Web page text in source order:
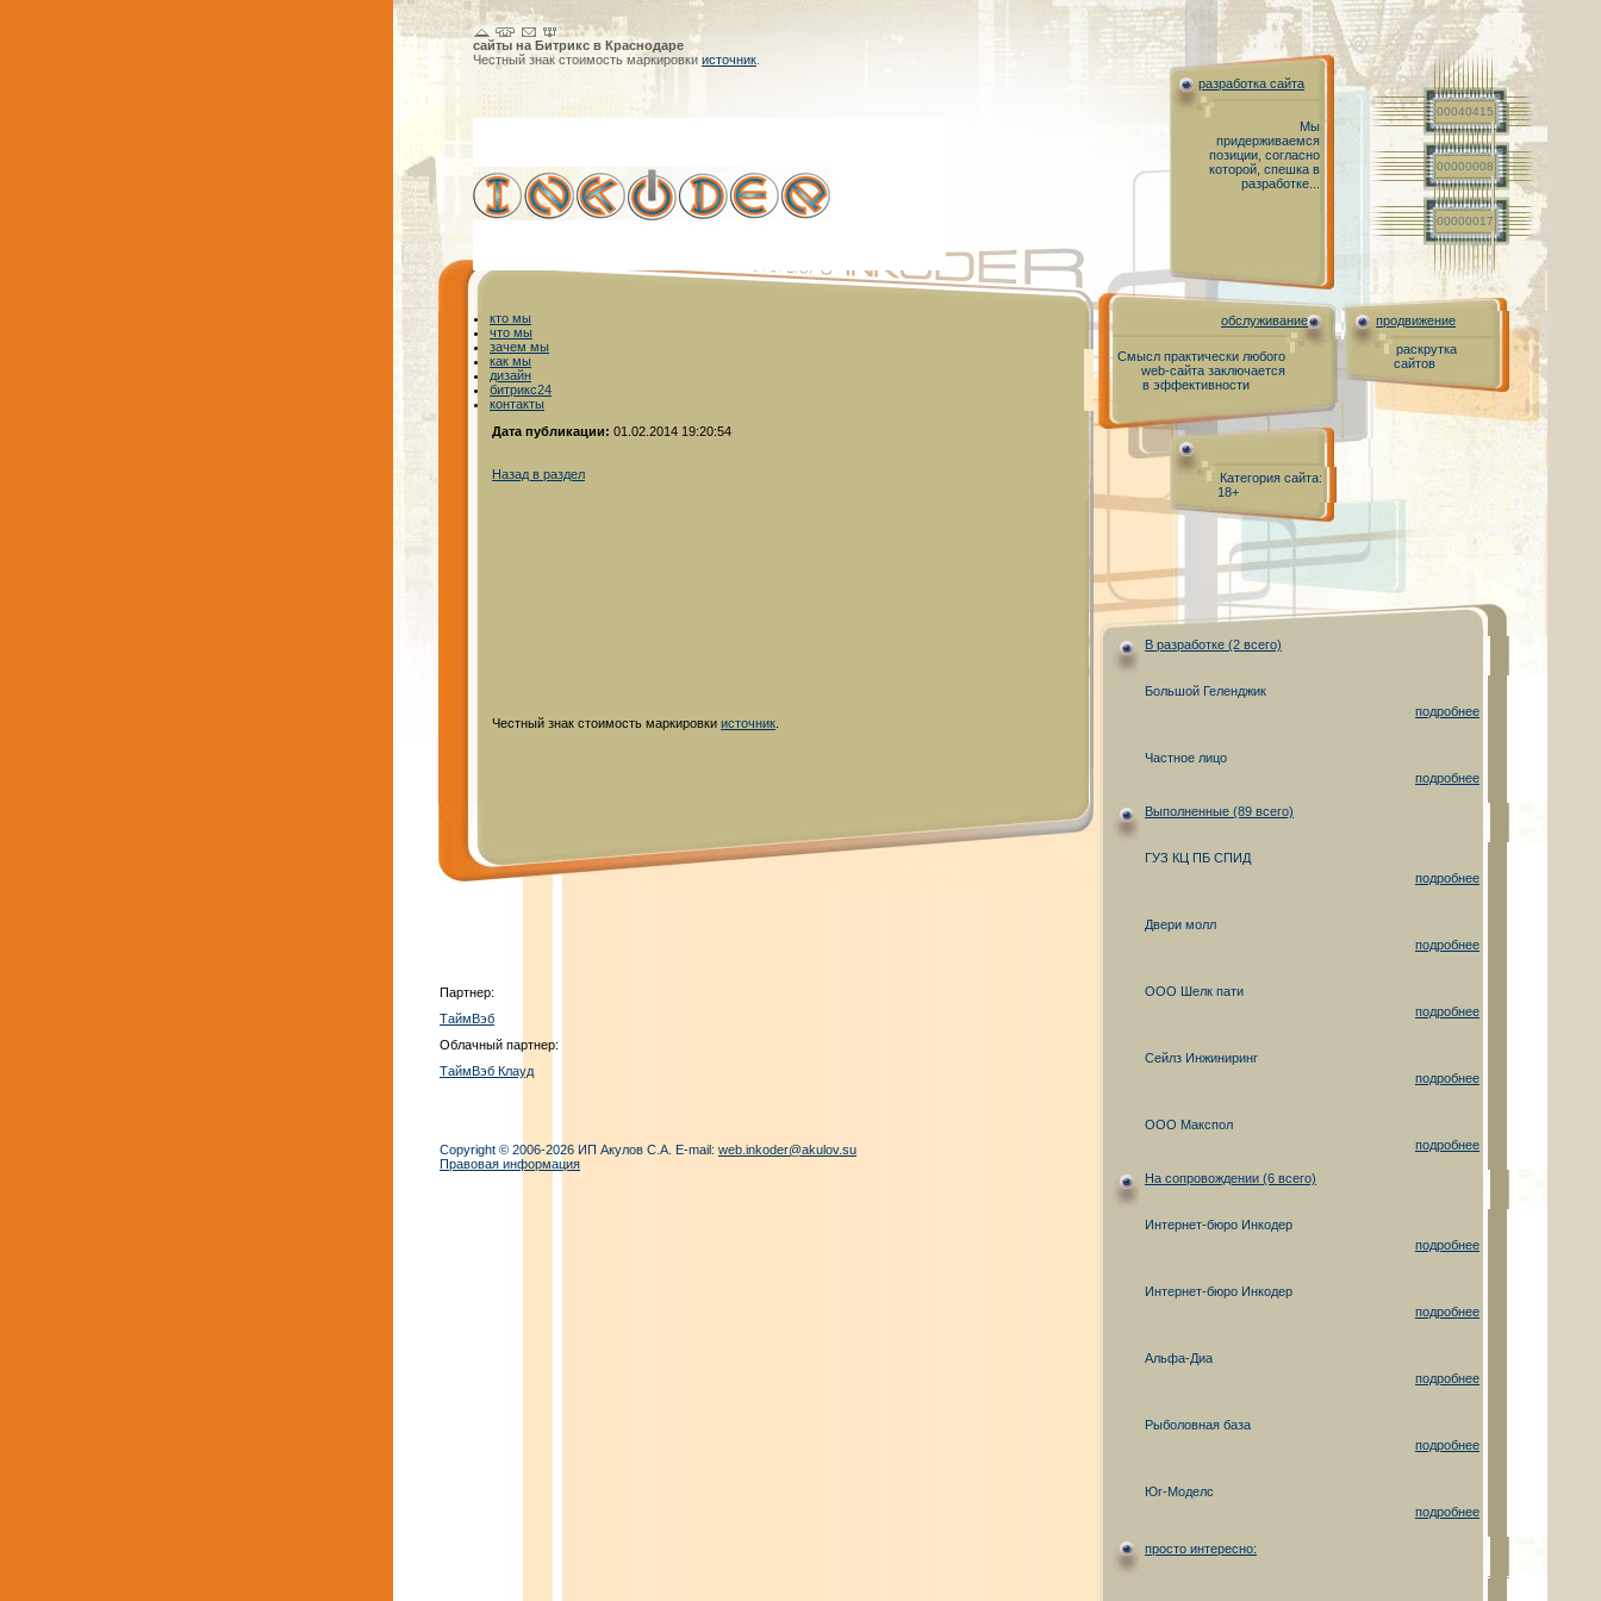
сайты на Битрикс в Краснодаре
Честный знак стоимость маркировки источник
разработка сайта
Мы
придерживаемся
позиции, согласно
которой, спешка в
разработке...
00040415
00000008
00000017
кто мы
что мы
зачем мы
как мы
дизайн
битрикс24
контакты
Дата публикации: 01.02.2014 19:20:54
Назад в раздел
Честный знак стоимость маркировки источник
Партнер:
ТаймВэб
Облачный партнер:
ТаймВэб Клауд
Copyright © 2006-2026 ИП Акулов С.А. E-mail: web.inkoder@akulov.su
Правовая информация
обслуживание
Смысл практически любого
web-сайта заключается
в эффективности
продвижение
раскрутка
сайтов
Категория сайта:
18+
В разработке (2 всего)
Большой Геленджик
подробнее
Частное лицо
подробнее
Выполненные (89 всего)
ГУЗ КЦ ПБ СПИД
подробнее
Двери молл
подробнее
ООО Шелк пати
подробнее
Сейлз Инжиниринг
подробнее
ООО Макспол
подробнее
На сопровождении (6 всего)
Интернет-бюро Инкодер
подробнее
Интернет-бюро Инкодер
подробнее
Альфа-Диа
подробнее
Рыболовная база
подробнее
Юг-Моделс
подробнее
просто интересно: